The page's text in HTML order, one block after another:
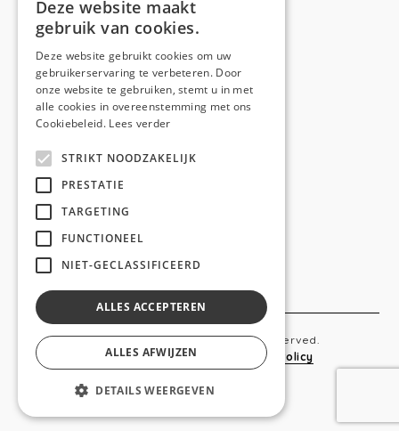
Telefoon:0473 44 56 94
NAVIGATION
Home
Diensten
Realisaties
Copyright © 2019 Anso. All rights reserved.
Sitemap-Privacy Policy Cookie Policy
webdesigned by
Deze website maakt
gebruik van cookies.
Deze website gebruikt cookies om uw
gebruikerservaring te verbeteren. Door
onze website te gebruiken, stemt u in met
alle cookies in overeenstemming met ons
Cookiebeleid. Lees verder
STRIKT NOODZAKELIJK
PRESTATIE
TARGETING
FUNCTIONEEL
NIET-GECLASSIFICEERD
ALLES ACCEPTEREN
ALLES AFWIJZEN
DETAILS WEERGEVEN